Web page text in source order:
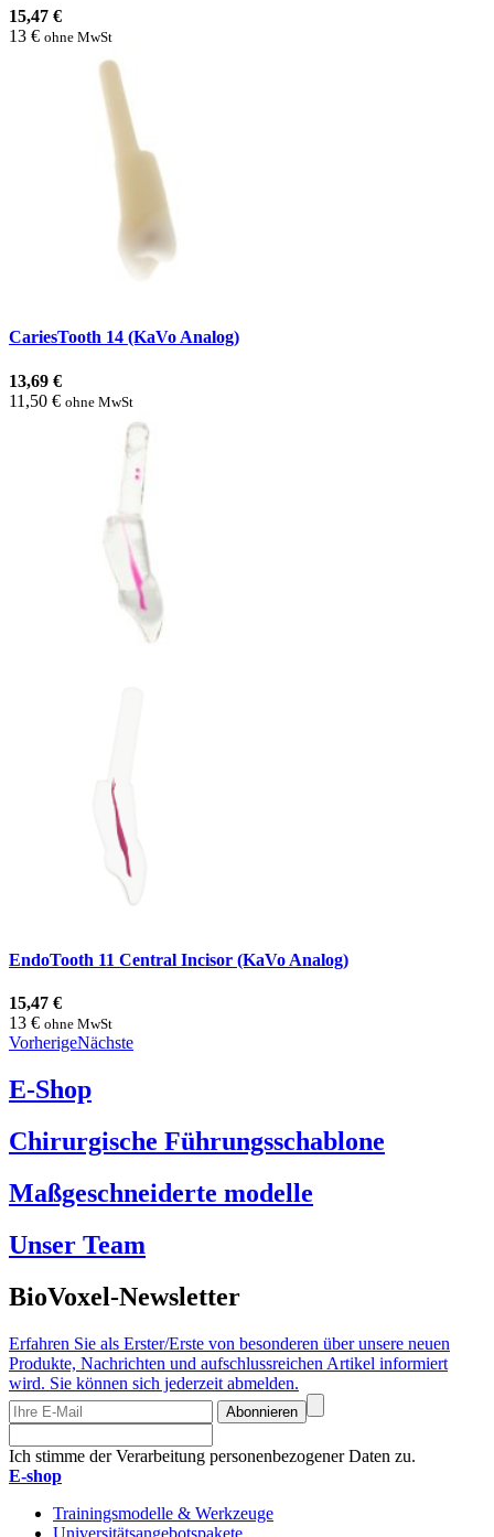
15,47 €
13 € ohne MwSt
CariesTooth 14 (KaVo Analog)
13,69 €
11,50 € ohne MwSt
EndoTooth 11 Central Incisor (KaVo Analog)
15,47 €
13 € ohne MwSt
VorherigeNächste
E-Shop
Chirurgische Führungsschablone
Maßgeschneiderte modelle
Unser Team
BioVoxel-Newsletter
Erfahren Sie als Erster/Erste von besonderen über unsere neuen
Produkte, Nachrichten und aufschlussreichen Artikel informiert
wird. Sie können sich jederzeit abmelden.
Abonnieren
Ich stimme der Verarbeitung personenbezogener Daten zu.
E-shop
Trainingsmodelle & Werkzeuge
Universitätsangebotspakete